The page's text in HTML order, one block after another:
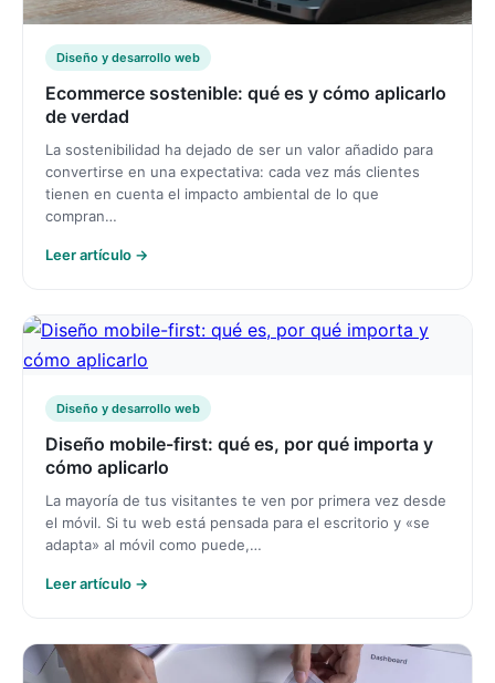
Diseño y desarrollo web
Ecommerce sostenible: qué es y cómo aplicarlo
de verdad
La sostenibilidad ha dejado de ser un valor añadido para
convertirse en una expectativa: cada vez más clientes
tienen en cuenta el impacto ambiental de lo que
compran…
Leer artículo →
Diseño y desarrollo web
Diseño mobile-first: qué es, por qué importa y
cómo aplicarlo
La mayoría de tus visitantes te ven por primera vez desde
el móvil. Si tu web está pensada para el escritorio y «se
adapta» al móvil como puede,…
Leer artículo →